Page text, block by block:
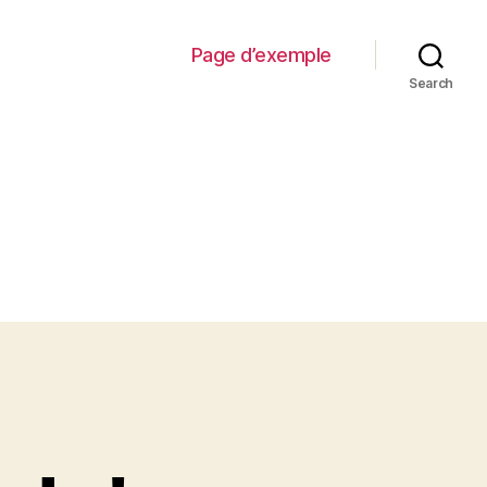
Page d’exemple
Search